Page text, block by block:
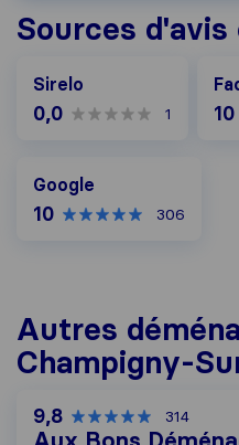
Sources d'avis
Sirelo
0,0 1 10
Google
10 306
Autres
Champigny-
9,8 314